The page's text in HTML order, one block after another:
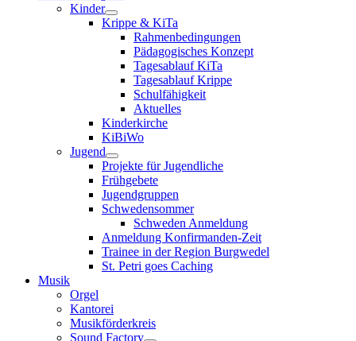
Kinder
Krippe & KiTa
Rahmenbedingungen
Pädagogisches Konzept
Tagesablauf KiTa
Tagesablauf Krippe
Schulfähigkeit
Aktuelles
Kinderkirche
KiBiWo
Jugend
Projekte für Jugendliche
Frühgebete
Jugendgruppen
Schwedensommer
Schweden Anmeldung
Anmeldung Konfirmanden-Zeit
Trainee in der Region Burgwedel
St. Petri goes Caching
Musik
Orgel
Kantorei
Musikförderkreis
Sound Factory